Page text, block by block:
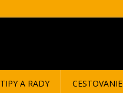
TIPY A RADY CESTOVANIE